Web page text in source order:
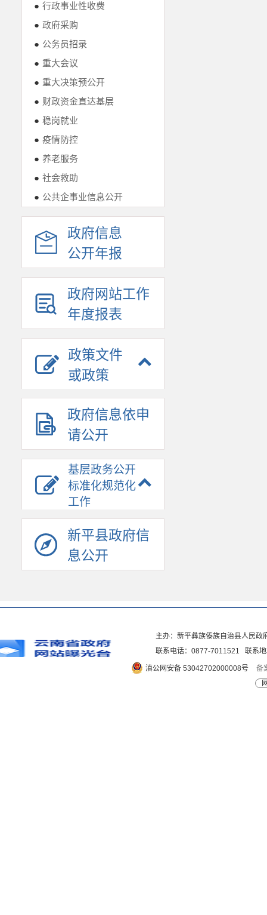
● 行政事业性收费
● 政府采购
● 公务员招录
● 重大会议
● 重大决策预公开
● 财政资金直达基层
● 稳岗就业
● 疫情防控
● 养老服务
● 社会救助
● 公共企事业信息公开
政府信息
公开年报
政府网站工作
年度报表
政策文件
或政策
政府信息依申
请公开
基层政务公开
标准化规范化
工作
新平县政府信
息公开
主办：新平彝族傣族自治县人民
联系电话：0877-7011521 联系
滇公网安备 53042702000008号
备